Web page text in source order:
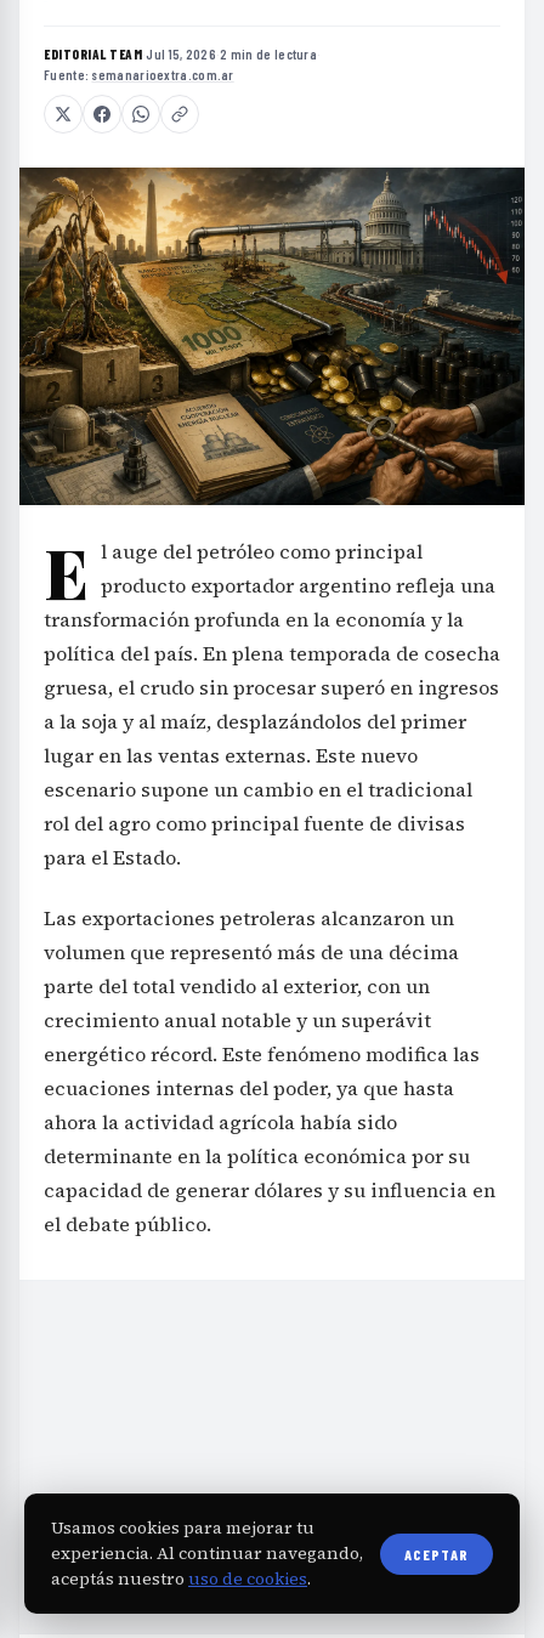
EDITORIAL TEAM·Jul 15, 2026·2 min de lectura·
Fuente: semanarioextra.com.ar
E l auge del petróleo como principal
producto exportador argentino refleja una
transformación profunda en la economía y la
política del país. En plena temporada de cosecha
gruesa, el crudo sin procesar superó en ingresos
a la soja y al maíz, desplazándolos del primer
lugar en las ventas externas. Este nuevo
escenario supone un cambio en el tradicional
rol del agro como principal fuente de divisas
para el Estado.
Las exportaciones petroleras alcanzaron un
volumen que representó más de una décima
parte del total vendido al exterior, con un
crecimiento anual notable y un superávit
energético récord. Este fenómeno modifica las
ecuaciones internas del poder, ya que hasta
ahora la actividad agrícola había sido
determinante en la política económica por su
capacidad de generar dólares y su influencia en
el debate público.
Usamos cookies para mejorar tu
experiencia. Al continuar navegando,
aceptás nuestro uso de cookies.
ACEPTAR